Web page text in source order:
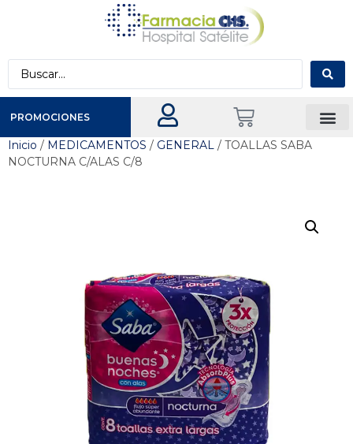
PROMOCIONES
Inicio / MEDICAMENTOS / GENERAL / TOALLAS SABA
NOCTURNA C/ALAS C/8